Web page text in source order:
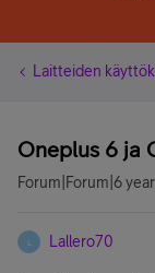
Laitteiden
Oneplus 6 ja
Forum|Forum|6
Lallero70